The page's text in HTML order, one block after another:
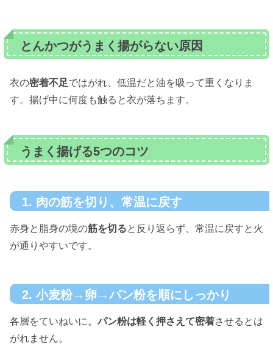
とんかつがうまく揚がらない原因
衣の密着不足ではがれ、低温だと油を吸って重くなりま
す。揚げ中に何度も触ると衣が落ちます。
うまく揚げる5つのコツ
1. 肉の筋を切り、常温に戻す
赤身と脂身の境の筋を切ると反り返らず、常温に戻すと火
が通りやすいです。
2. 小麦粉→卵→パン粉を順にしっかり
各層をていねいに。 パン粉は軽く押さえて密着させるとは
がれません。